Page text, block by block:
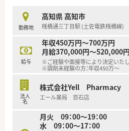
【勤務実態について】
■残業時間は繁忙期であっても月
ライフバランスを保ちながら無理
■木曜は17時まで、その他の曜日
り、退勤後のプライベートな予定
■産前産後休暇や育児休業、介護
【職場環境と雰囲気】
■正社員4名に加えてパートスタ
■年に1回社員を集めて会社の方
があり、組織としての一体感を感
勤務地
高知県 高知市
桟橋通三丁目駅 (土佐電鉄桟橋線)
給与
年収450万円～700万円
月給370,000円～520,000円
※ご経験や面接等により決定いた
※調剤未経験の方：年収450万～
法人
名
株式会社Yell Pharmacy
エール薬局 百石店
月火 09：00～19：00
水 09：00～17：00